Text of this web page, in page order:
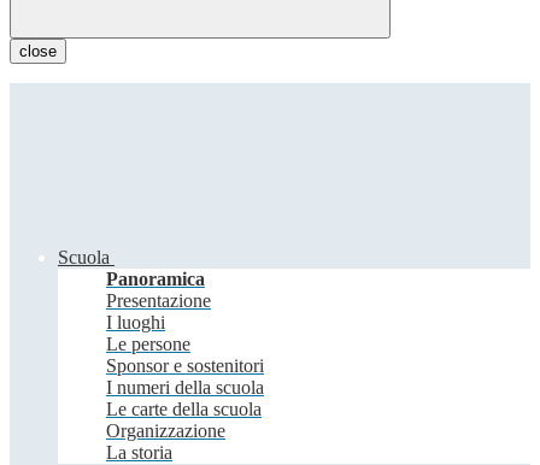
close
Scuola
Panoramica
Presentazione
I luoghi
Le persone
Sponsor e sostenitori
I numeri della scuola
Le carte della scuola
Organizzazione
La storia